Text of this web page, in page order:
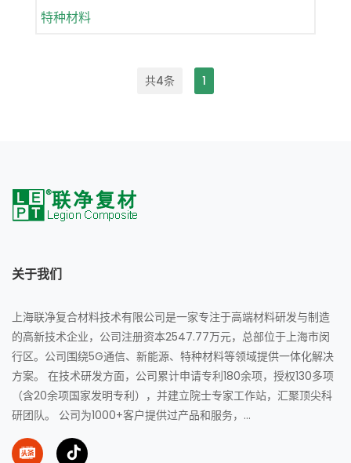
特种材料
共4条 1
关于我们
上海联净复合材料技术有限公司是一家专注于高端材料研发与制造
的高新技术企业，公司注册资本2547.77万元，总部位于上海市闵
行区。公司围绕5G通信、新能源、特种材料等领域提供一体化解决
方案。 在技术研发方面，公司累计申请专利180余项，授权130多项
（含20余项国家发明专利），并建立院士专家工作站，汇聚顶尖科
研团队。 公司为1000+客户提供过产品和服务，...